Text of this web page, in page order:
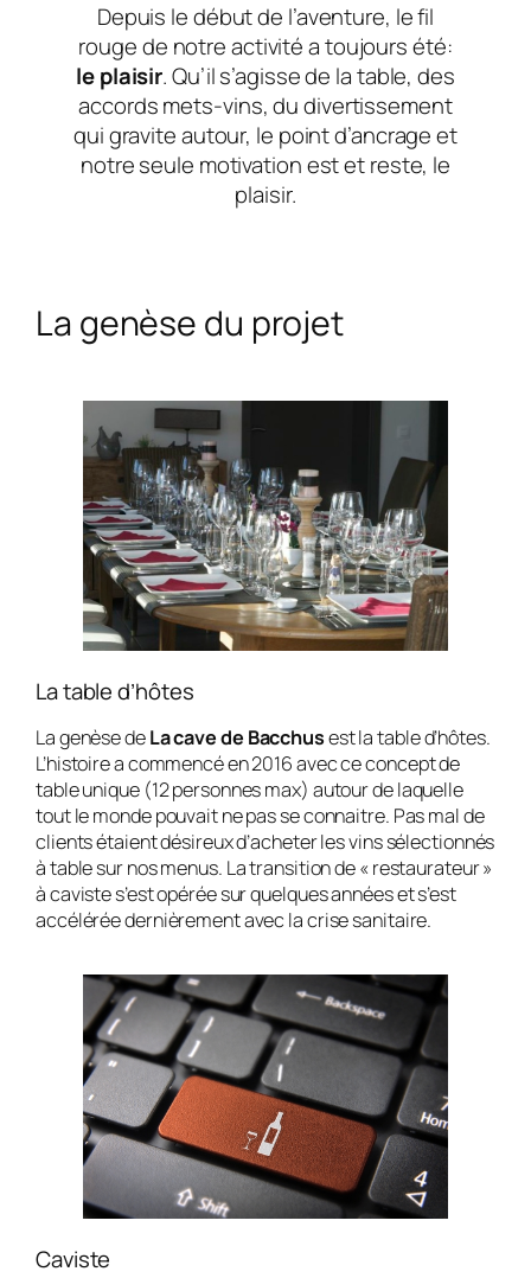
Depuis le début de l’aventure, le fil
rouge de notre activité a toujours été:
le plaisir. Qu’il s’agisse de la table, des
accords mets-vins, du divertissement
qui gravite autour, le point d’ancrage et
notre seule motivation est et reste, le
plaisir.
La genèse du projet
La table d’hôtes
La genèse deLa cave de Bacchusest la table d’hôtes.
L’histoire a commencé en 2016 avec ce concept de
table unique (12 personnes max) autour de laquelle
tout le monde pouvait ne pas se connaitre. Pas mal de
clients étaient désireux d’acheter les vins sélectionnés
à table sur nos menus. La transition de « restaurateur »
à caviste s’est opérée sur quelques années et s’est
accélérée dernièrement avec la crise sanitaire.
Caviste